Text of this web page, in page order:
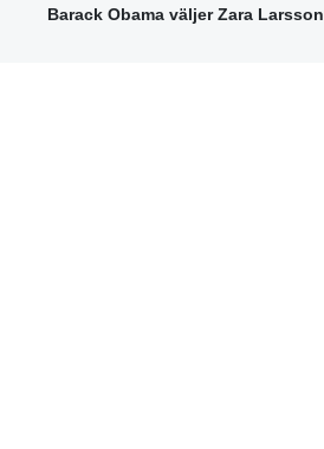
Barack Obama väljer Zara Larsson